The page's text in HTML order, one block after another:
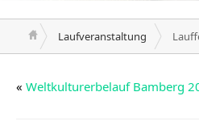
Laufveranstaltung
« Weltkulturerbelauf Bamberg